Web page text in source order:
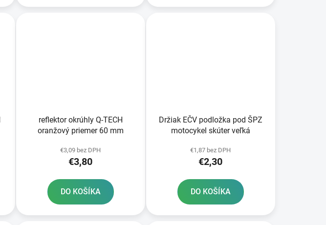
reflektor okrúhly Q-TECH
oranžový priemer 60 mm
€3,09 bez DPH
€3,80
DO KOŠÍKA
Držiak EČV podložka pod ŠPZ
motocykel skúter veľká
€1,87 bez DPH
€2,30
DO KOŠÍKA